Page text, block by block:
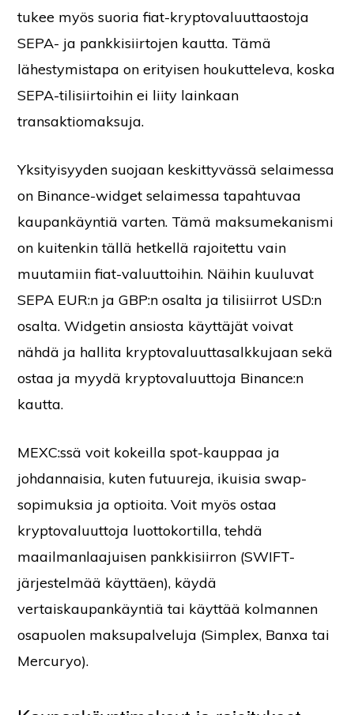
tukee myös suoria fiat-kryptovaluuttaostoja
SEPA- ja pankkisiirtojen kautta. Tämä
lähestymistapa on erityisen houkutteleva, koska
SEPA-tilisiirtoihin ei liity lainkaan
transaktiomaksuja.
Yksityisyyden suojaan keskittyvässä selaimessa
on Binance-widget selaimessa tapahtuvaa
kaupankäyntiä varten. Tämä maksumekanismi
on kuitenkin tällä hetkellä rajoitettu vain
muutamiin fiat-valuuttoihin. Näihin kuuluvat
SEPA EUR:n ja GBP:n osalta ja tilisiirrot USD:n
osalta. Widgetin ansiosta käyttäjät voivat
nähdä ja hallita kryptovaluuttasalkkujaan sekä
ostaa ja myydä kryptovaluuttoja Binance:n
kautta.
MEXC:ssä voit kokeilla spot-kauppaa ja
johdannaisia, kuten futuureja, ikuisia swap-
sopimuksia ja optioita. Voit myös ostaa
kryptovaluuttoja luottokortilla, tehdä
maailmanlaajuisen pankkisiirron (SWIFT-
järjestelmää käyttäen), käydä
vertaiskaupankäyntiä tai käyttää kolmannen
osapuolen maksupalveluja (Simplex, Banxa tai
Mercuryo).